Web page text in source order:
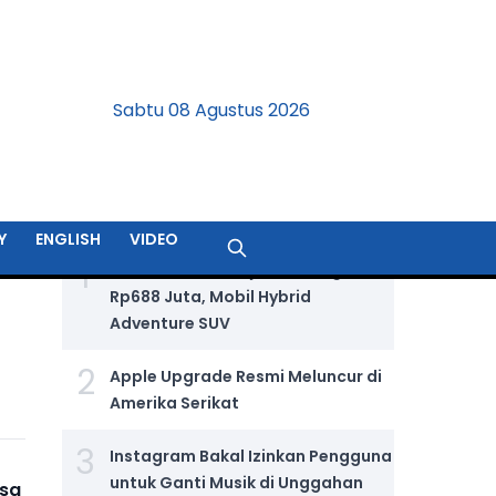
Sabtu 08 Agustus 2026
ENGLISH VIDEO
1
Jetour T2 i-DM Dijual Seharga
Rp688 Juta, Mobil Hybrid
Adventure SUV
2
Apple Upgrade Resmi Meluncur di
Amerika Serikat
3
Instagram Bakal Izinkan Pengguna
untuk Ganti Musik di Unggahan